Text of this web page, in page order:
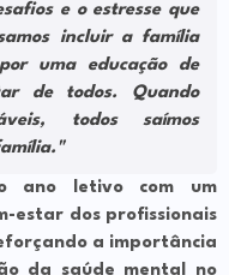
e o estresse que
incluir a família
uma educação de
de todos. Quando
todos saímos
ano letivo com um
estar dos profissionais
a importância
da saúde mental no